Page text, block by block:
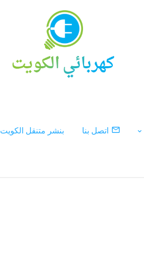
اتصل بنا بنشر متنقل الكويت